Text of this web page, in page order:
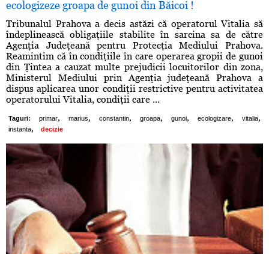
ecologizeze groapa de gunoi din Băicoi !
Tribunalul Prahova a decis astăzi că operatorul Vitalia să
îndeplinească obligaţiile stabilite în sarcina sa de către
Agenţia Judeţeană pentru Protecţia Mediului Prahova.
Reamintim că în condiţiile în care operarea gropii de gunoi
din Ţintea a cauzat multe prejudicii locuitorilor din zona,
Ministerul Mediului prin Agenţia judeţeană Prahova a
dispus aplicarea unor condiţii restrictive pentru activitatea
operatorului Vitalia, condiţii care ...
Taguri: primar, marius, constantin, groapa, gunoi, ecologizare, vitalia,
instanta, decizie